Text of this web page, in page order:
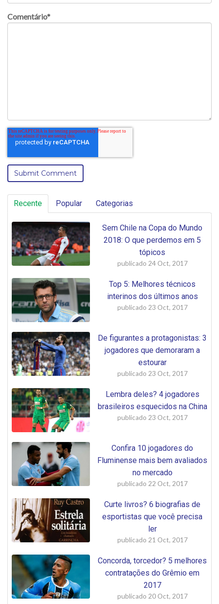
Comentário*
Recente Popular Categorias
Sem Chile na Copa do Mundo
2018: O que perdemos em 5
tópicos
publicado 24 Oct, 2017
Top 5: Melhores técnicos
interinos dos últimos anos
publicado 23 Oct, 2017
De figurantes a protagonistas: 3
jogadores que demoraram a
estourar
publicado 23 Oct, 2017
Lembra deles? 4 jogadores
brasileiros esquecidos na China
publicado 23 Oct, 2017
Confira 10 jogadores do
Fluminense mais bem avaliados
no mercado
publicado 22 Oct, 2017
Curte livros? 6 biografias de
esportistas que você precisa
ler
publicado 21 Oct, 2017
Concorda, torcedor? 5 melhores
contratações do Grêmio em
2017
publicado 20 Oct, 2017